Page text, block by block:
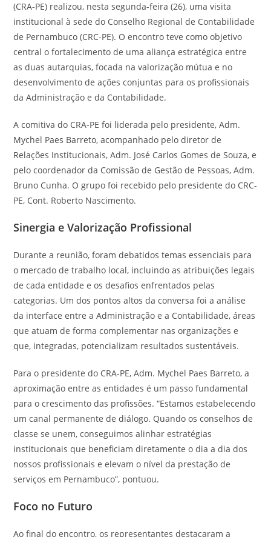
(CRA-PE) realizou, nesta segunda-feira (26), uma visita
institucional à sede do Conselho Regional de Contabilidade
de Pernambuco (CRC-PE). O encontro teve como objetivo
central o fortalecimento de uma aliança estratégica entre
as duas autarquias, focada na valorização mútua e no
desenvolvimento de ações conjuntas para os profissionais
da Administração e da Contabilidade.
A comitiva do CRA-PE foi liderada pelo presidente, Adm.
Mychel Paes Barreto, acompanhado pelo diretor de
Relações Institucionais, Adm. José Carlos Gomes de Souza, e
pelo coordenador da Comissão de Gestão de Pessoas, Adm.
Bruno Cunha. O grupo foi recebido pelo presidente do CRC-
PE, Cont. Roberto Nascimento.
Sinergia e Valorização Profissional
Durante a reunião, foram debatidos temas essenciais para
o mercado de trabalho local, incluindo as atribuições legais
de cada entidade e os desafios enfrentados pelas
categorias. Um dos pontos altos da conversa foi a análise
da interface entre a Administração e a Contabilidade, áreas
que atuam de forma complementar nas organizações e
que, integradas, potencializam resultados sustentáveis.
Para o presidente do CRA-PE, Adm. Mychel Paes Barreto, a
aproximação entre as entidades é um passo fundamental
para o crescimento das profissões. “Estamos estabelecendo
um canal permanente de diálogo. Quando os conselhos de
classe se unem, conseguimos alinhar estratégias
institucionais que beneficiam diretamente o dia a dia dos
nossos profissionais e elevam o nível da prestação de
serviços em Pernambuco”, pontuou.
Foco no Futuro
Ao final do encontro, os representantes destacaram a